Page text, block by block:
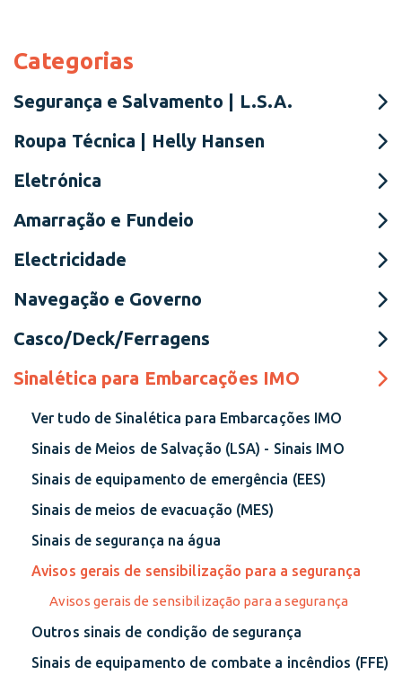
Categorias
Segurança e Salvamento | L.S.A.
Roupa Técnica | Helly Hansen
Eletrónica
Amarração e Fundeio
Electricidade
Navegação e Governo
Casco/Deck/Ferragens
Sinalética para Embarcações IMO
Ver tudo de Sinalética para Embarcações IMO
Sinais de Meios de Salvação (LSA) - Sinais IMO
Sinais de equipamento de emergência (EES)
Sinais de meios de evacuação (MES)
Sinais de segurança na água
Avisos gerais de sensibilização para a segurança
Avisos gerais de sensibilização para a segurança
Outros sinais de condição de segurança
Sinais de equipamento de combate a incêndios (FFE)